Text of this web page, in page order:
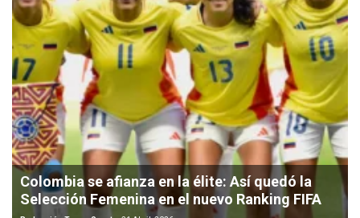
Colombia se afianza en la élite: Así quedó la
Selección Femenina en el nuevo Ranking FIFA